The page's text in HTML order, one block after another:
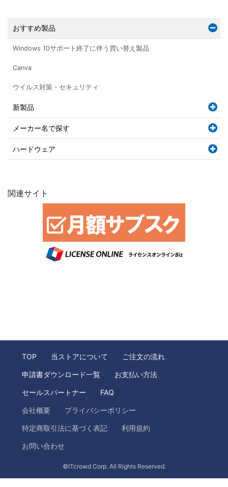
おすすめ製品
Windows 10サポート終了に伴う買い替え製品
Canva
ウイルス対策・セキュリティ
新製品
メーカー名で探す
ハードウェア
関連サイト
TOP 当ストアについて ご注文の流れ
申請書ダウンロード一覧 お支払い方法
セールスパートナー FAQ
会社概要 プライバシーポリシー
特定商取引法に基づく表記 利用規約
お問い合わせ
©ITcrowd Corp. All Rights Reserved.